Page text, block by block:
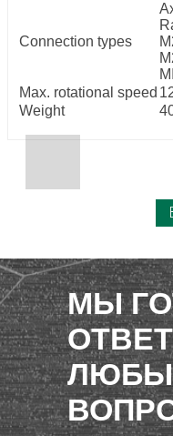
Connection types
Max. rotational speed
Weight
МЫ